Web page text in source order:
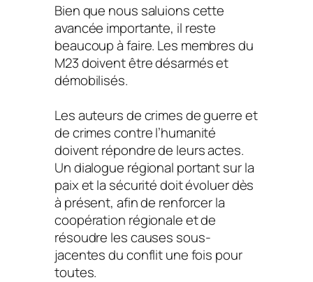
Bien que nous saluions cette
avancée importante, il reste
beaucoup à faire. Les membres du
M23 doivent être désarmés et
démobilisés.
Les auteurs de crimes de guerre et
de crimes contre l’humanité
doivent répondre de leurs actes.
Un dialogue régional portant sur la
paix et la sécurité doit évoluer dès
à présent, afin de renforcer la
coopération régionale et de
résoudre les causes sous-
jacentes du conflit une fois pour
toutes.